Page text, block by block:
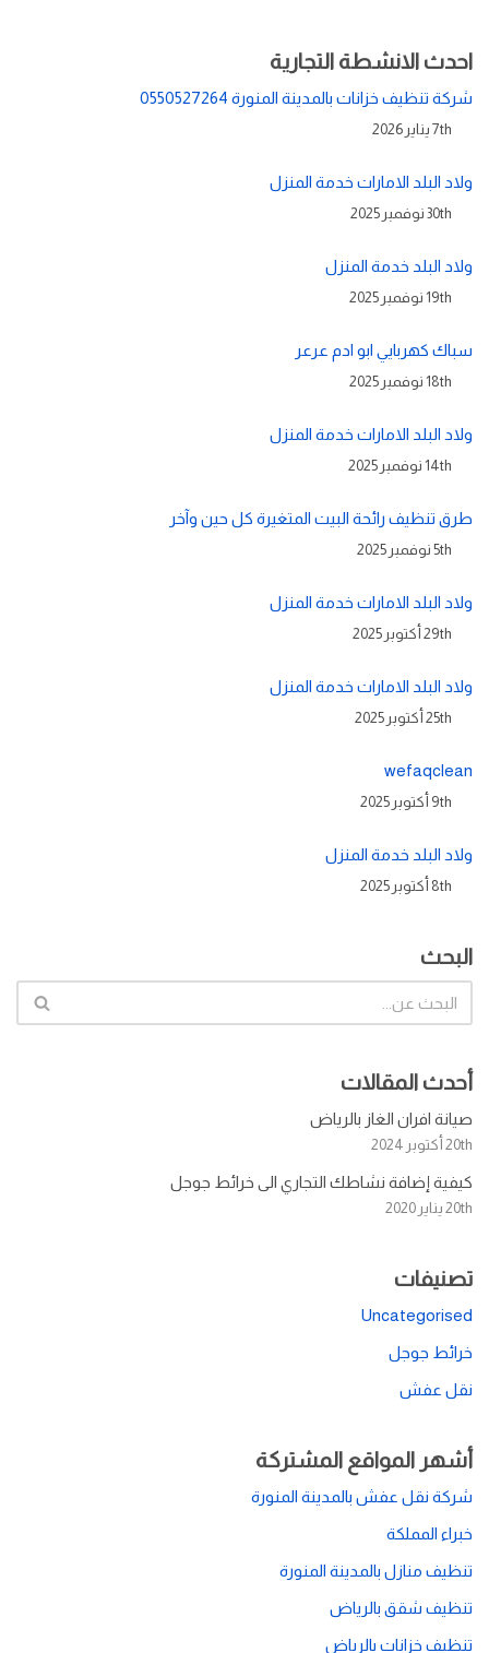
احدث الانشطة التجارية
شركة تنظيف خزانات بالمدينة المنورة 0550527264
7th يناير 2026
ولاد البلد الامارات خدمة المنزل
30th نوفمبر 2025
ولاد البلد خدمة المنزل
19th نوفمبر 2025
سباك كهربايي ابو ادم عرعر
18th نوفمبر 2025
ولاد البلد الامارات خدمة المنزل
14th نوفمبر 2025
طرق تنظيف رائحة البيت المتغيرة كل حين وآخر
5th نوفمبر 2025
ولاد البلد الامارات خدمة المنزل
29th أكتوبر 2025
ولاد البلد الامارات خدمة المنزل
25th أكتوبر 2025
wefaqclean
9th أكتوبر 2025
ولاد البلد خدمة المنزل
8th أكتوبر 2025
البحث
أحدث المقالات
صيانة افران الغاز بالرياض
20th أكتوبر 2024
كيفية إضافة نشاطك التجاري الى خرائط جوجل
20th يناير 2020
تصنيفات
Uncategorised
خرائط جوجل
نقل عفش
أشهر المواقع المشتركة
شركة نقل عفش بالمدينة المنورة
خبراء المملكة
تنظيف منازل بالمدينة المنورة
تنظيف شقق بالرياض
تنظيف خزانات بالرياض